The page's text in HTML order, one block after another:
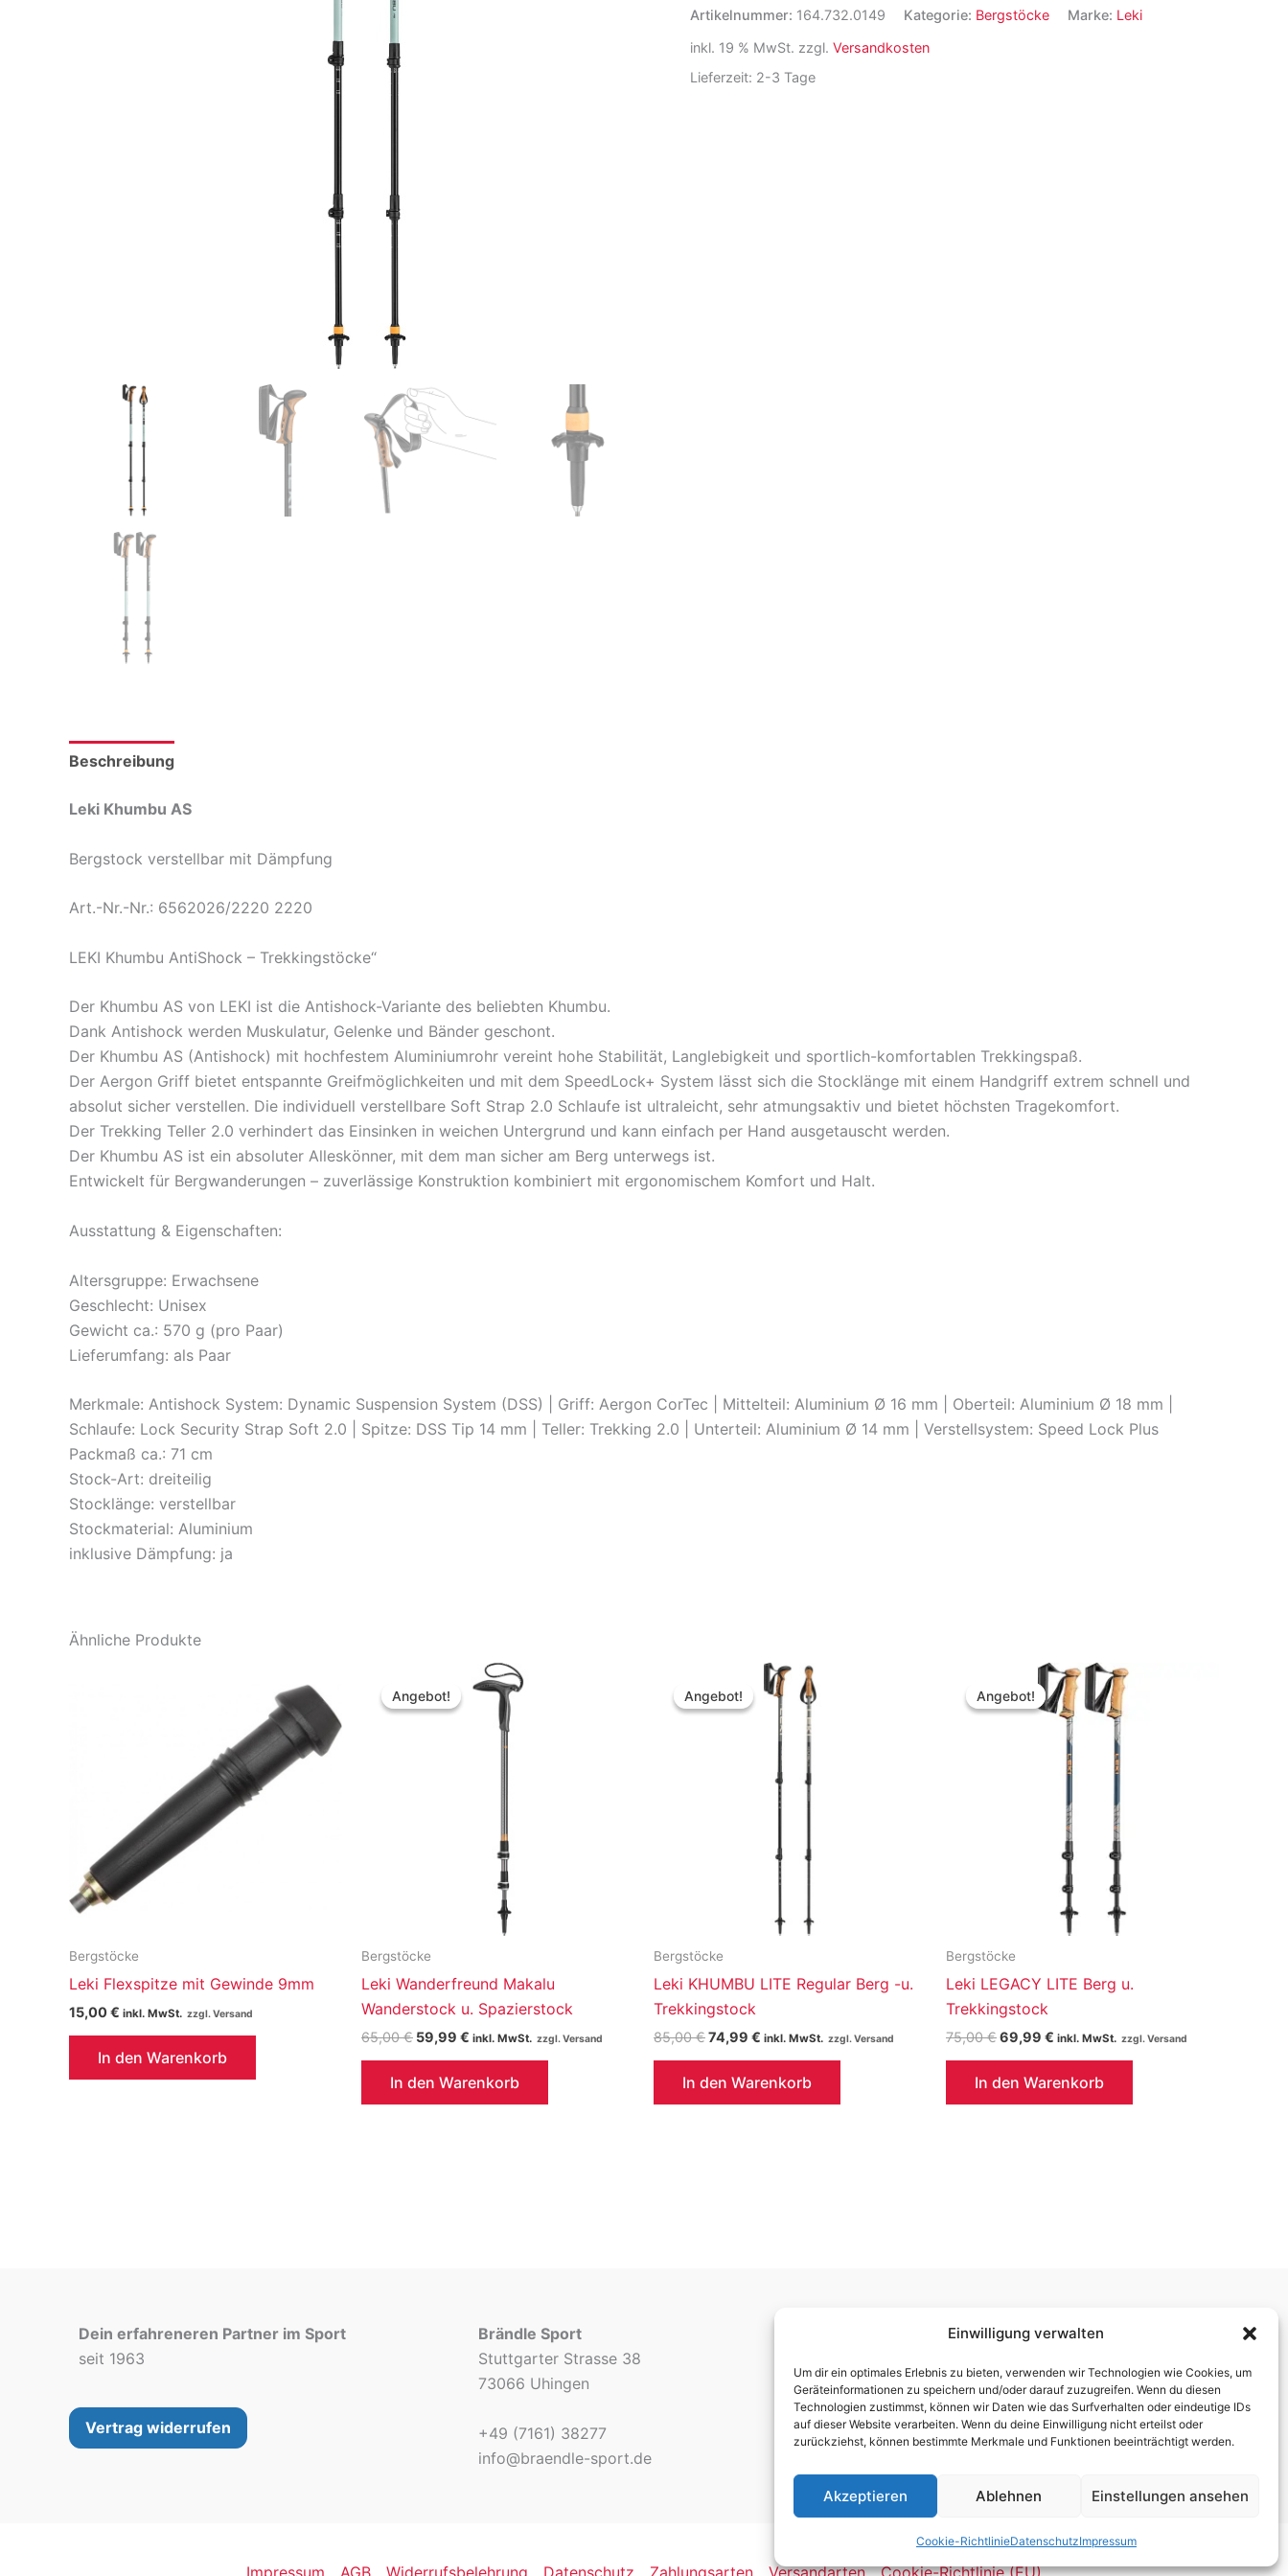
Einwilligung verwalten
Um dir ein optimales Erlebnis zu bieten, verwenden wir Technologien wie Cookies, um
Geräteinformationen zu speichern und/oder darauf zuzugreifen. Wenn du diesen
Technologien zustimmst, können wir Daten wie das Surfverhalten oder eindeutige IDs
auf dieser Website verarbeiten. Wenn du deine Einwilligung nicht erteilst oder
zurückziehst, können bestimmte Merkmale und Funktionen beeinträchtigt werden.
Akzeptieren Ablehnen Einstellungen ansehen
Cookie-RichtlinieDatenschutzImpressum
Bergstock
Artikelnummer: 164.732.0149 Kategorie: Bergstöcke Marke: Leki
inkl. 19 % MwSt. zzgl. Versandkosten
Lieferzeit: 2-3 Tage
Beschreibung
Leki Khumbu AS
Bergstock verstellbar mit Dämpfung
Art.-Nr.-Nr.: 6562026/2220 2220
LEKI Khumbu AntiShock – Trekkingstöcke“
Der Khumbu AS von LEKI ist die Antishock-Variante des beliebten Khumbu.
Dank Antishock werden Muskulatur, Gelenke und Bänder geschont.
Der Khumbu AS (Antishock) mit hochfestem Aluminiumrohr vereint hohe Stabilität, Langlebigkeit und sportlich-komfortablen Trekkingspaß.
Der Aergon Griff bietet entspannte Greifmöglichkeiten und mit dem SpeedLock+ System lässt sich die Stocklänge mit einem Handgriff extrem schnell und
absolut sicher verstellen. Die individuell verstellbare Soft Strap 2.0 Schlaufe ist ultraleicht, sehr atmungsaktiv und bietet höchsten Tragekomfort.
Der Trekking Teller 2.0 verhindert das Einsinken in weichen Untergrund und kann einfach per Hand ausgetauscht werden.
Der Khumbu AS ist ein absoluter Alleskönner, mit dem man sicher am Berg unterwegs ist.
Entwickelt für Bergwanderungen – zuverlässige Konstruktion kombiniert mit ergonomischem Komfort und Halt.
Ausstattung & Eigenschaften:
Altersgruppe: Erwachsene
Geschlecht: Unisex
Gewicht ca.: 570 g (pro Paar)
Lieferumfang: als Paar
Merkmale: Antishock System: Dynamic Suspension System (DSS) | Griff: Aergon CorTec | Mittelteil: Aluminium Ø 16 mm | Oberteil: Aluminium Ø 18 mm |
Schlaufe: Lock Security Strap Soft 2.0 | Spitze: DSS Tip 14 mm | Teller: Trekking 2.0 | Unterteil: Aluminium Ø 14 mm | Verstellsystem: Speed Lock Plus
Packmaß ca.: 71 cm
Stock-Art: dreiteilig
Stocklänge: verstellbar
Stockmaterial: Aluminium
inklusive Dämpfung: ja
Ähnliche Produkte
Bergstöcke
Leki Flexspitze mit Gewinde 9mm
15,00€ inkl. MwSt.
In den Warenkorb
Angebot!
Angebot!
Bergstöcke
Leki Wanderfreund Makalu
Wanderstock u. Spazierstock
65,00€ Ursprünglicher
65,00 €
59,99 € Aktueller
59,99 €.
inkl. MwSt.
In den Warenkorb
Angebot!
Angebot!
Bergstöcke
Leki KHUMBU LITE Regular Berg -u.
Trekkingstock
85,00€Ursprünglicher
85,00 €
74,99 € Aktueller
74,99 €.
inkl. MwSt.
In den Warenkorb
Angebot!
Angebot!
Bergstöcke
Leki LEGACY LITE Berg u.
Trekkingstock
75,00€Ursprünglicher
75,00 €
69,99 € Aktueller
69,99 €.
inkl. MwSt.
In den Warenkorb
Dein erfahreneren Partner im Sport
seit 1963
Vertrag widerrufen
Brändle Sport
Stuttgarter Strasse 38
73066 Uhingen
+49 (7161) 38277
info@braendle-sport.de
Ladenöffnungszeiten:
Di./Mi. geschlossen – nur mit Beratungstermin
Do./Fr. 10.00 – 12.30 Uhr 14.00 – 18.00 Uhr
Sa. 9.30 – 13.00 Uhr
Impressum AGB Widerrufsbelehrung Datenschutz Zahlungsarten Versandarten Cookie-Richtlinie (EU)